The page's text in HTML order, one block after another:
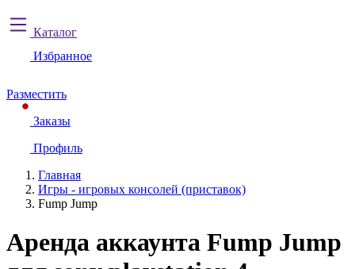
Каталог
Избранное
Разместить
Заказы
Профиль
Главная
Игры - игровых консолей (приставок)
Fump Jump
Аренда аккаунта Fump Jump